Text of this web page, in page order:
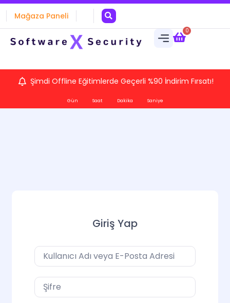
Mağaza Paneli
0
Şimdi Offline Eğitimlerde Geçerli %90 İndirim Fırsatı!
Gün Saat Dakika Saniye
Giriş Yap